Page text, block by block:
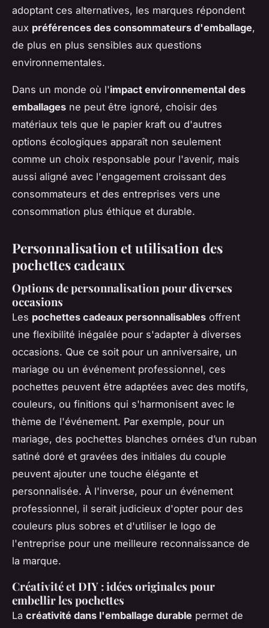
adoptant ces alternatives, les marques répondent
aux préférences des consommateurs d'emballage,
de plus en plus sensibles aux questions
environnementales.
Dans un monde où l'impact environnemental des
emballages ne peut être ignoré, choisir des
matériaux tels que le papier kraft ou d'autres
options écologiques apparaît non seulement
comme un choix responsable pour l'avenir, mais
aussi aligné avec l'engagement croissant des
consommateurs et des entreprises vers une
consommation plus éthique et durable.
Personnalisation et utilisation des
pochettes cadeaux
Options de personnalisation pour diverses
occasions
Les pochettes cadeaux personnalisables offrent
une flexibilité inégalée pour s'adapter à diverses
occasions. Que ce soit pour un anniversaire, un
mariage ou un événement professionnel, ces
pochettes peuvent être adaptées avec des motifs,
couleurs, ou finitions qui s'harmonisent avec le
thème de l'événement. Par exemple, pour un
mariage, des pochettes blanches ornées d’un ruban
satiné doré et gravées des initiales du couple
peuvent ajouter une touche élégante et
personnalisée. À l'inverse, pour un événement
professionnel, il serait judicieux d'opter pour des
couleurs plus sobres et d'utiliser le logo de
l'entreprise pour une meilleure reconnaissance de
la marque.
Créativité et DIY : idées originales pour
embellir les pochettes
La créativité dans l'emballage durable permet de